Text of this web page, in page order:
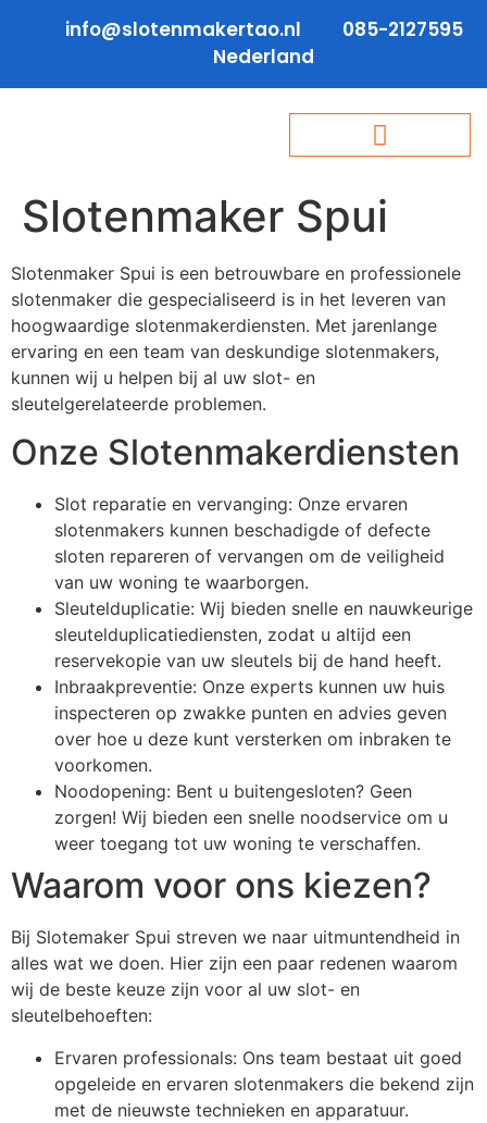
info@slotenmakertao.nl
085-2127595
Nederland
Slotenmaker Spui
Slotenmaker Spui is een betrouwbare en professionele
slotenmaker die gespecialiseerd is in het leveren van
hoogwaardige slotenmakerdiensten. Met jarenlange
ervaring en een team van deskundige slotenmakers,
kunnen wij u helpen bij al uw slot- en
sleutelgerelateerde problemen.
Onze Slotenmakerdiensten
Slot reparatie en vervanging: Onze ervaren
slotenmakers kunnen beschadigde of defecte
sloten repareren of vervangen om de veiligheid
van uw woning te waarborgen.
Sleutelduplicatie: Wij bieden snelle en nauwkeurige
sleutelduplicatiediensten, zodat u altijd een
reservekopie van uw sleutels bij de hand heeft.
Inbraakpreventie: Onze experts kunnen uw huis
inspecteren op zwakke punten en advies geven
over hoe u deze kunt versterken om inbraken te
voorkomen.
Noodopening: Bent u buitengesloten? Geen
zorgen! Wij bieden een snelle noodservice om u
weer toegang tot uw woning te verschaffen.
Waarom voor ons kiezen?
Bij Slotemaker Spui streven we naar uitmuntendheid in
alles wat we doen. Hier zijn een paar redenen waarom
wij de beste keuze zijn voor al uw slot- en
sleutelbehoeften:
Ervaren professionals: Ons team bestaat uit goed
opgeleide en ervaren slotenmakers die bekend zijn
met de nieuwste technieken en apparatuur.